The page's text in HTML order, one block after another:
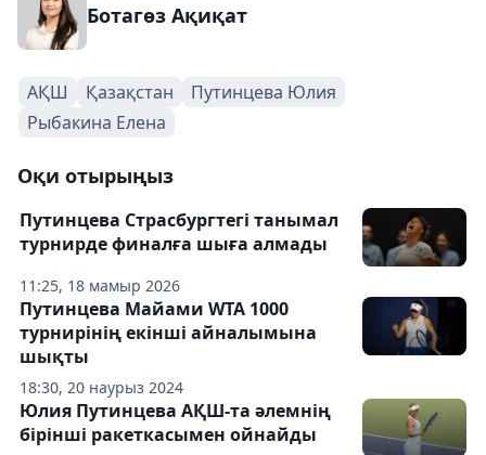
Ботагөз Ақиқат
АҚШ Қазақстан
Путинцева Юлия
Рыбакина Елена
Оқи отырыңыз
11:25, 18 мамыр 2026
Путинцева Страсбургтегі танымал
турнирде финалға шыға алмады
18:30, 20 наурыз 2024
Путинцева Майами WTA 1000
турнирінің екінші айналымына
шықты
Юлия Путинцева АҚШ-та әлемнің
бірінші ракеткасымен ойнайды